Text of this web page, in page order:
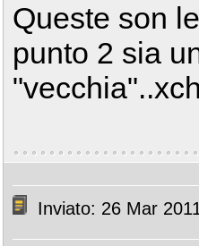
Queste son
punto 2 sia
Inviato: 26 Mar